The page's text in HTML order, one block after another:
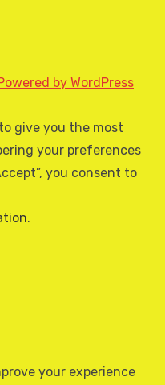
by WordPress
give you the most
your preferences
you consent to
.
your experience